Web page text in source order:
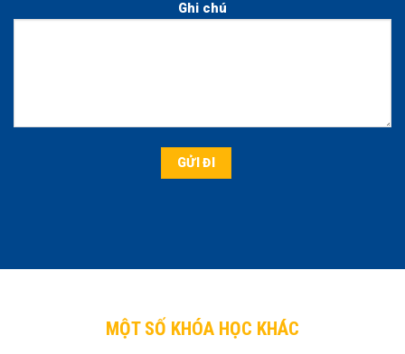
Ghi chú
MỘT SỐ KHÓA HỌC KHÁC